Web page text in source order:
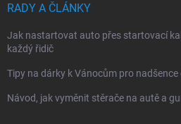
RADY A ČLÁNKY
Jak nastartovat auto přes startovací
každý řidič
Tipy na dárky k Vánocům pro nadšence
Návod, jak vyměnit stěrače na autě a